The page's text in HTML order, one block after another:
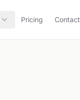
Pricing Contact